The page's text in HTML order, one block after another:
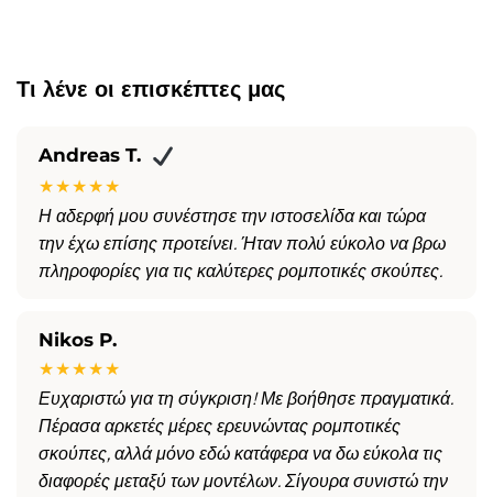
Τι λένε οι επισκέπτες μας
Andreas T.
★★★★★
Η αδερφή μου συνέστησε την ιστοσελίδα και τώρα
την έχω επίσης προτείνει. Ήταν πολύ εύκολο να βρω
πληροφορίες για τις καλύτερες ρομποτικές σκούπες.
Nikos P.
★★★★★
Ευχαριστώ για τη σύγκριση! Με βοήθησε πραγματικά.
Πέρασα αρκετές μέρες ερευνώντας ρομποτικές
σκούπες, αλλά μόνο εδώ κατάφερα να δω εύκολα τις
διαφορές μεταξύ των μοντέλων. Σίγουρα συνιστώ την